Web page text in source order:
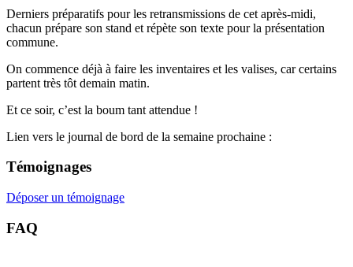
Derniers préparatifs pour les retransmissions de cet après-midi,
chacun prépare son stand et répète son texte pour la présentation
commune.
On commence déjà à faire les inventaires et les valises, car certains
partent très tôt demain matin.
Et ce soir, c’est la boum tant attendue !
Lien vers le journal de bord de la semaine prochaine :
Témoignages
Déposer un témoignage
FAQ